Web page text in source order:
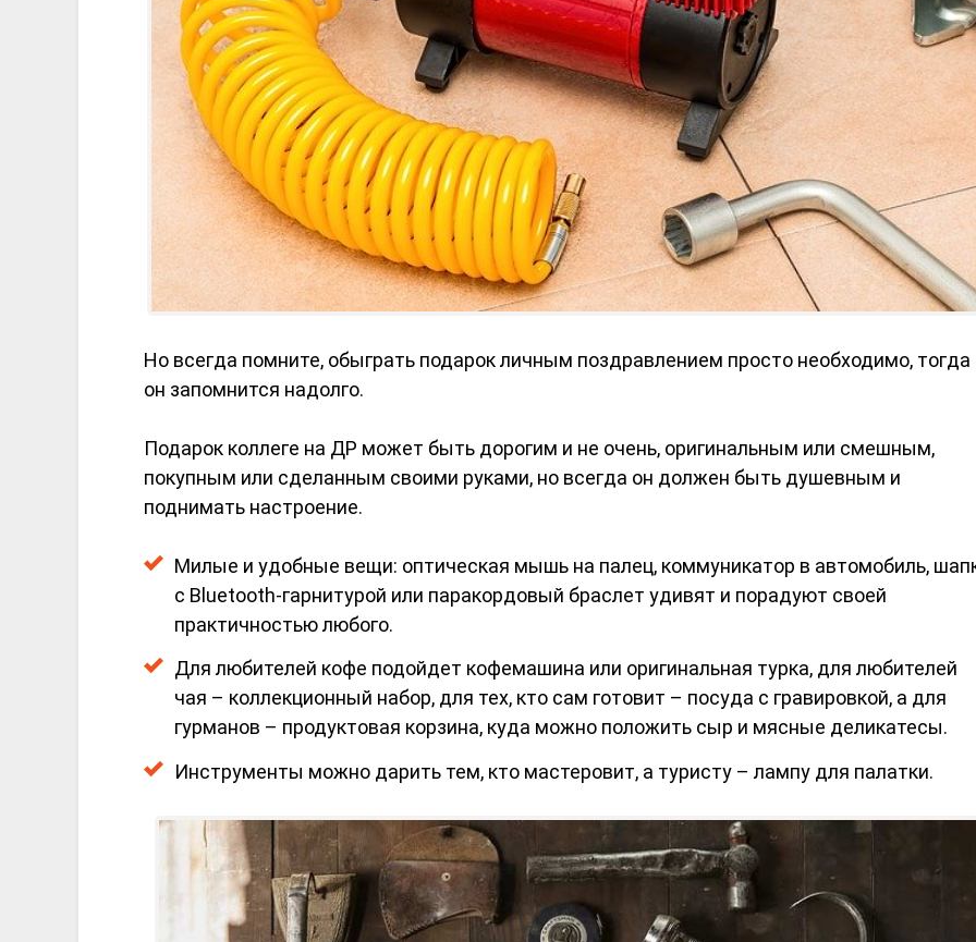
Но всегда помните, обыграть подарок личным поздравлением просто необходимо, тогда
он запомнится надолго.
Подарок коллеге на ДР может быть дорогим и не очень, оригинальным или смешным,
покупным или сделанным своими руками, но всегда он должен быть душевным и
поднимать настроение.
Милые и удобные вещи: оптическая мышь на палец, коммуникатор в автомобиль,
с Bluetooth-гарнитурой или паракордовый браслет удивят и порадуют своей
практичностью любого.
Для любителей кофе подойдет кофемашина или оригинальная турка, для любителей
чая – коллекционный набор, для тех, кто сам готовит – посуда с гравировкой, а для
гурманов – продуктовая корзина, куда можно положить сыр и мясные деликатесы.
Инструменты можно дарить тем, кто мастеровит, а туристу – лампу для палатки.